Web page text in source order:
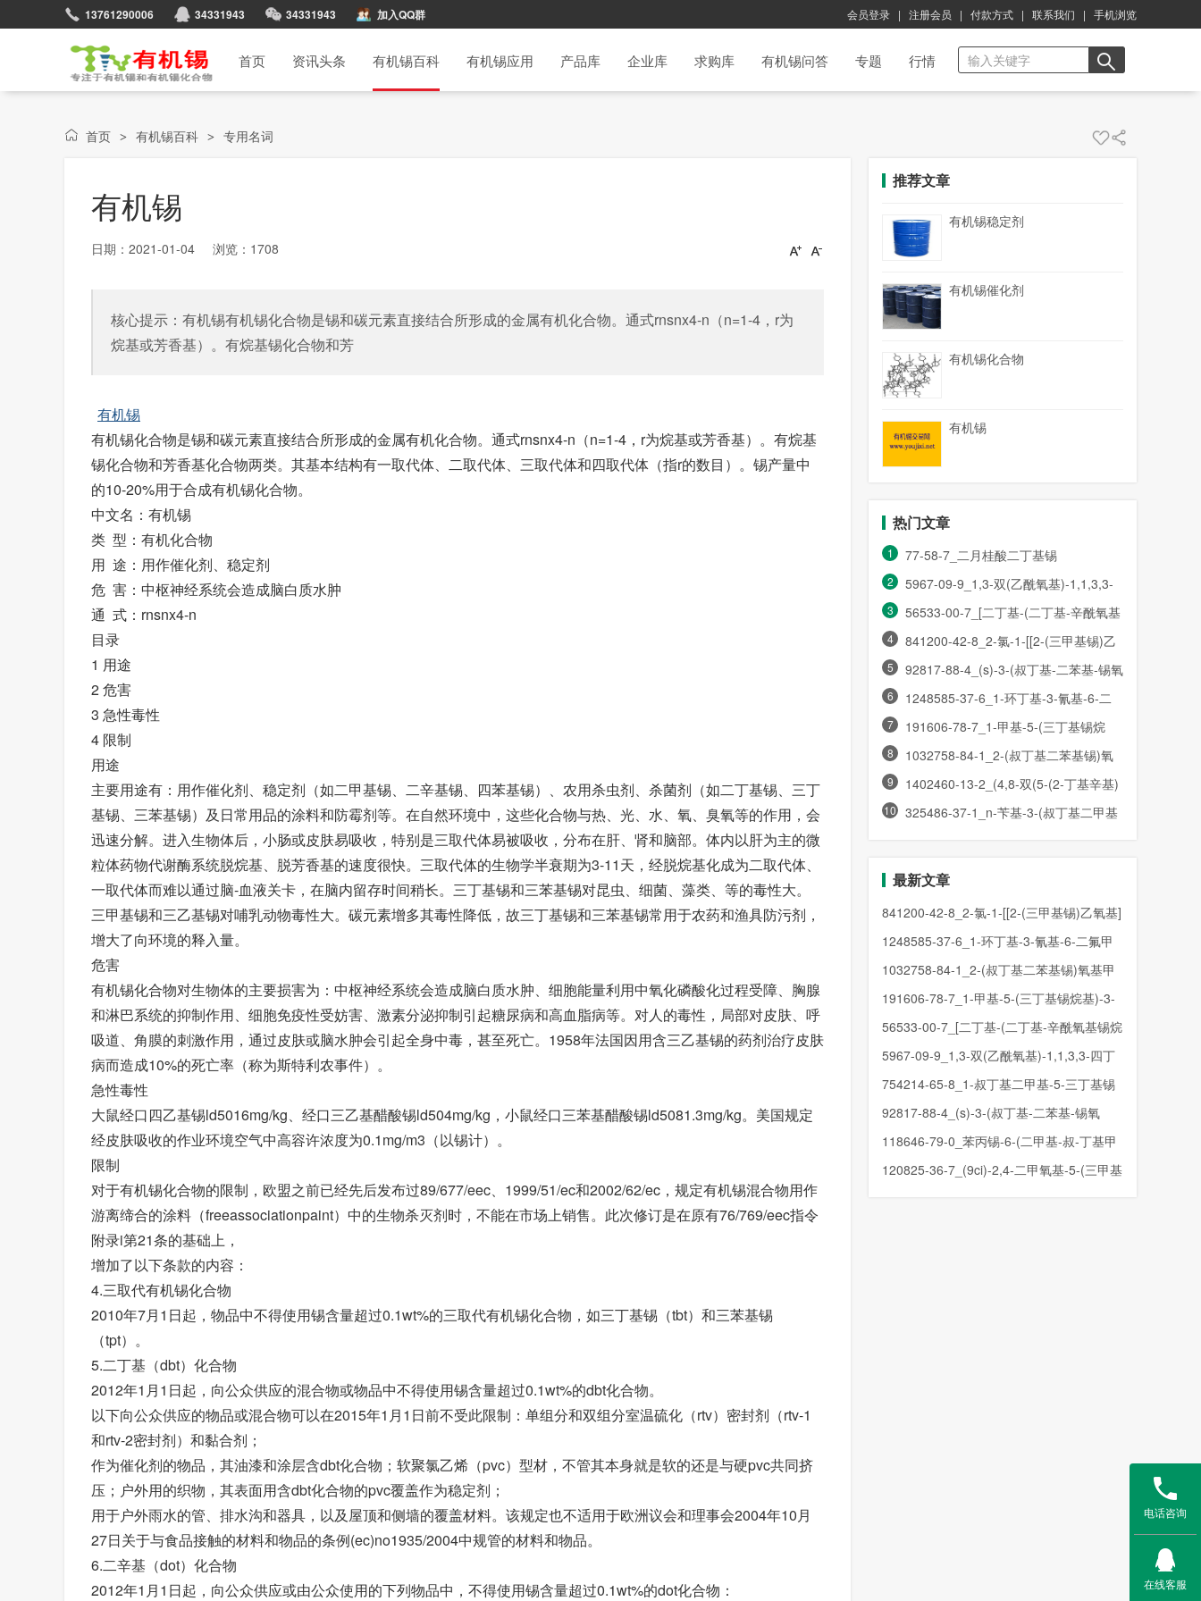
会员登录 | 注册会员 | 付款方式 | 联系我们 | 手机浏览
13761290006 34331943 34331943 加入QQ群
首页 资讯头条 有机锡百科 有机锡应用 产品库 企业库 求购库 有机锡问答 专题 行情
首页 > 有机锡百科 > 专用名词
有机锡
日期：2021-01-04 浏览： 1708
核心提示：有机锡有机锡化合物是锡和碳元素直接结合所形成的金属有机化合物。通式rnsnx4-n（n=1-4，r为
烷基或芳香基）。有烷基锡化合物和芳
有机锡
有机锡化合物是锡和碳元素直接结合所形成的金属有机化合物。通式rnsnx4-n（n=1-4，r为烷基或芳香基）。有烷基
锡化合物和芳香基化合物两类。其基本结构有一取代体、二取代体、三取代体和四取代体（指r的数目）。锡产量中
的10-20%用于合成有机锡化合物。
中文名：有机锡
类 型：有机化合物
用 途：用作催化剂、稳定剂
危 害：中枢神经系统会造成脑白质水肿
通 式：rnsnx4-n
目录
1 用途
2 危害
3 急性毒性
4 限制
用途
主要用途有：用作催化剂、稳定剂（如二甲基锡、二辛基锡、四苯基锡）、农用杀虫剂、杀菌剂（如二丁基锡、三丁
基锡、三苯基锡）及日常用品的涂料和防霉剂等。在自然环境中，这些化合物与热、光、水、氧、臭氧等的作用，会
迅速分解。进入生物体后，小肠或皮肤易吸收，特别是三取代体易被吸收，分布在肝、肾和脑部。体内以肝为主的微
粒体药物代谢酶系统脱烷基、脱芳香基的速度很快。三取代体的生物学半衰期为3-11天，经脱烷基化成为二取代体、
一取代体而难以通过脑-血液关卡，在脑内留存时间稍长。三丁基锡和三苯基锡对昆虫、细菌、藻类、等的毒性大。
三甲基锡和三乙基锡对哺乳动物毒性大。碳元素增多其毒性降低，故三丁基锡和三苯基锡常用于农药和渔具防污剂，
增大了向环境的释入量。
危害
有机锡化合物对生物体的主要损害为：中枢神经系统会造成脑白质水肿、细胞能量利用中氧化磷酸化过程受障、胸腺
和淋巴系统的抑制作用、细胞免疫性受妨害、激素分泌抑制引起糖尿病和高血脂病等。对人的毒性，局部对皮肤、呼
吸道、角膜的刺激作用，通过皮肤或脑水肿会引起全身中毒，甚至死亡。1958年法国因用含三乙基锡的药剂治疗皮肤
病而造成10%的死亡率（称为斯特利农事件）。
急性毒性
大鼠经口四乙基锡ld5016mg/kg、经口三乙基醋酸锡ld504mg/kg，小鼠经口三苯基醋酸锡ld5081.3mg/kg。美国规定
经皮肤吸收的作业环境空气中高容许浓度为0.1mg/m3（以锡计）。
限制
对于有机锡化合物的限制，欧盟之前已经先后发布过89/677/eec、1999/51/ec和2002/62/ec，规定有机锡混合物用作
游离缔合的涂料（freeassociationpaint）中的生物杀灭剂时，不能在市场上销售。此次修订是在原有76/769/eec指令
附录i第21条的基础上，
增加了以下条款的内容：
4.三取代有机锡化合物
2010年7月1日起，物品中不得使用锡含量超过0.1wt%的三取代有机锡化合物，如三丁基锡（tbt）和三苯基锡
（tpt）。
5.二丁基（dbt）化合物
2012年1月1日起，向公众供应的混合物或物品中不得使用锡含量超过0.1wt%的dbt化合物。
以下向公众供应的物品或混合物可以在2015年1月1日前不受此限制：单组分和双组分室温硫化（rtv）密封剂（rtv-1
和rtv-2密封剂）和黏合剂；
作为催化剂的物品，其油漆和涂层含dbt化合物；软聚氯乙烯（pvc）型材，不管其本身就是软的还是与硬pvc共同挤
压；户外用的织物，其表面用含dbt化合物的pvc覆盖作为稳定剂；
用于户外雨水的管、排水沟和器具，以及屋顶和侧墙的覆盖材料。该规定也不适用于欧洲议会和理事会2004年10月
27日关于与食品接触的材料和物品的条例(ec)no1935/2004中规管的材料和物品。
6.二辛基（dot）化合物
2012年1月1日起，向公众供应或由公众使用的下列物品中，不得使用锡含量超过0.1wt%的dot化合物：
推荐文章
有机锡稳定剂
有机锡催化剂
有机锡化合物
有机锡
热门文章
1 77-58-7_二月桂酸二丁基锡
2
5967-09-9_1,3-双(乙酰氧基)-1,1,3,3-
四丁基二锡氧烷
3
56533-00-7_[二丁基-(二丁基-辛酰氧基
锡烷基)氧基锡烷基]
4
841200-42-8_2-氯-1-[[2-(三甲基锡)乙
氧基]甲基]-苯并咪唑
5
92817-88-4_(s)-3-(叔丁基-二苯基-锡氧
基)-2-甲基-丙醛
6
1248585-37-6_1-环丁基-3-氰基-6-二
氟甲氧基-2-三丁基锡吲
7
191606-78-7_1-甲基-5-(三丁基锡烷
基)-3-(三氟甲基)-1h-吡
8
1032758-84-1_2-(叔丁基二苯基锡)氧
基甲基-吡啶-5-硼酸频
9
1402460-13-2_(4,8-双(5-(2-丁基辛基)
噻吩-2-基)苯并[1,2-
10 325486-37-1_n-苄基-3-(叔丁基二甲基
最新文章
841200-42-8_2-氯-1-[[2-(三甲基锡)乙氧基]
甲基]-苯并咪唑
1248585-37-6_1-环丁基-3-氰基-6-二氟甲
氧基-2-三丁基锡吲哚
1032758-84-1_2-(叔丁基二苯基锡)氧基甲
基-吡啶-5-硼酸频那醇酯
191606-78-7_1-甲基-5-(三丁基锡烷基)-3-
(三氟甲基)-1h-吡唑
56533-00-7_[二丁基-(二丁基-辛酰氧基锡烷
基)氧基锡烷基]辛酸酯
5967-09-9_1,3-双(乙酰氧基)-1,1,3,3-四丁
基二锡氧烷
754214-65-8_1-叔丁基二甲基-5-三丁基锡
吡咯[2,3,b]并吡啶
92817-88-4_(s)-3-(叔丁基-二苯基-锡氧
基)-2-甲基-丙醛
118646-79-0_苯丙锡-6-(二甲基-叔-丁基甲
硅烷基)-α-环糊精
120825-36-7_(9ci)-2,4-二甲氧基-5-(三甲基
电话咨询
在线客服